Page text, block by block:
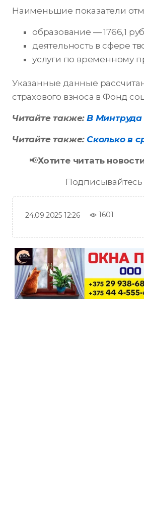
Наименьшие показатели
образование — 1766,1
деятельность в сфере
услуги по временному
Указанные данные
страхового взноса в Фонд
Читайте также:В Минтруда
Читайте также: Сколько в
📢Хотите читать
Подписывайтесь
24.09.2025 12:26 1601